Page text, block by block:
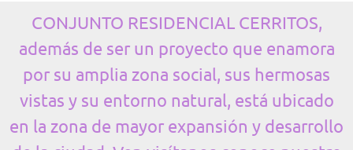
CONJUNTO RESIDENCIAL CERRITOS,
además de ser un proyecto que enamora
por su amplia zona social, sus hermosas
vistas y su entorno natural, está ubicado
en la zona de mayor expansión y desarrollo